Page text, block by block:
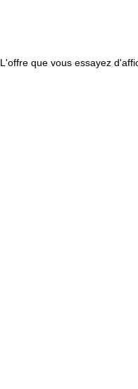
L'offre que vous essayez